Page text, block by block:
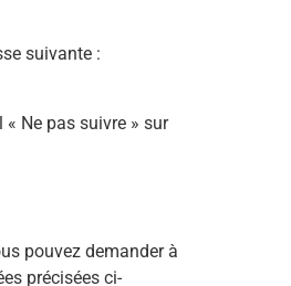
suivante :
Ne pas suivre » sur
pouvez demander à
précisées ci-